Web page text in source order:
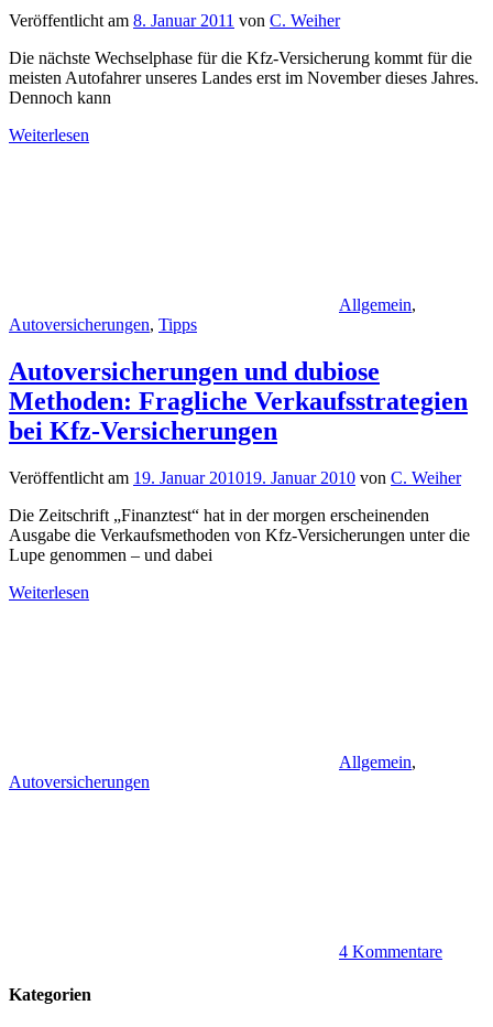
Veröffentlicht am 8. Januar 2011 von C. Weiher
Die nächste Wechselphase für die Kfz-Versicherung kommt für die
meisten Autofahrer unseres Landes erst im November dieses Jahres.
Dennoch kann
Weiterlesen
Allgemein,
Autoversicherungen, Tipps
Autoversicherungen und dubiose
Methoden: Fragliche Verkaufsstrategien
bei Kfz-Versicherungen
Veröffentlicht am 19. Januar 201019. Januar 2010 von C. Weiher
Die Zeitschrift „Finanztest“ hat in der morgen erscheinenden
Ausgabe die Verkaufsmethoden von Kfz-Versicherungen unter die
Lupe genommen – und dabei
Weiterlesen
Allgemein,
Autoversicherungen
4 Kommentare
Kategorien